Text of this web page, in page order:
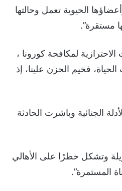
الحيوية تعمل وحالتها
مستقرة”.
لمكافحة كورونا ،
فارقت الحياة، فخيم الحزن علينا، إذ
الجنائية وباشرت الحادثة
وتشكل خطرًا على الأهالي
المستمرة”.